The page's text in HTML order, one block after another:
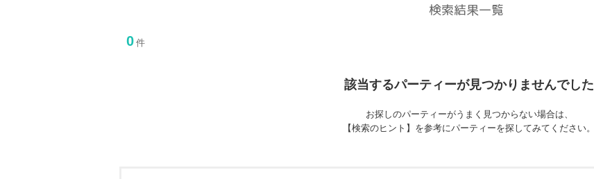
検索結果一覧
0 件
該当するパーティーが見つかりませんでした
お探しのパーティーがうまく見つからない場合は、
【検索のヒント】を参考にパーティーを探してみてください。